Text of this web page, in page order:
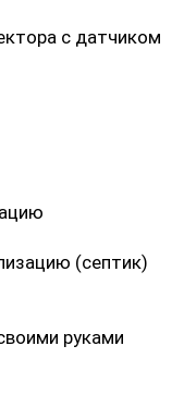
с датчиком
(септик)